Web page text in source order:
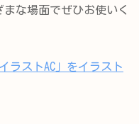
まな場面でぜひお使いく
ラストAC」をイラスト